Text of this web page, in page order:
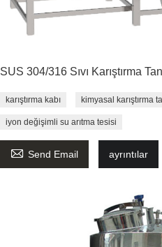
SUS 304/316 Sıvı Karıştırma
karıştırma kabı kimyasal karıştırma
iyon değişimli su arıtma tesisi
 Send Email ayrıntılar